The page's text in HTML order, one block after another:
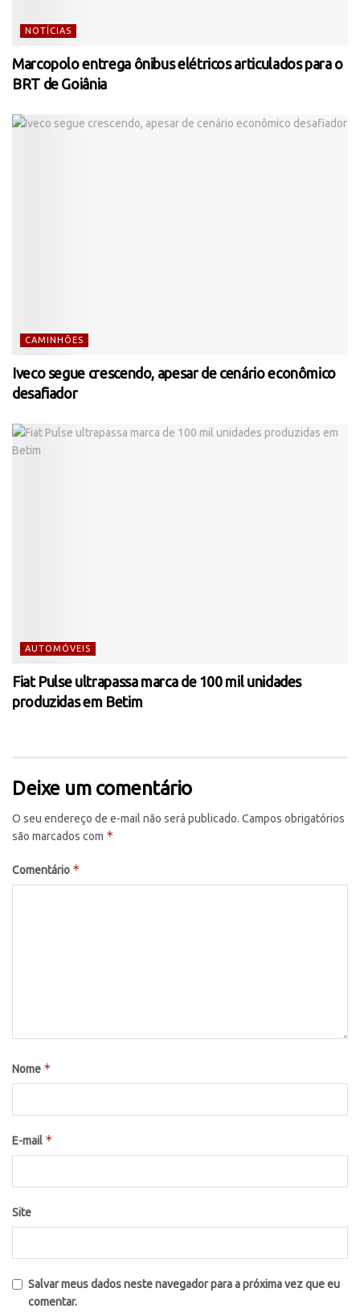
NOTÍCIAS
Marcopolo entrega ônibus elétricos articulados para o
BRT de Goiânia
CAMINHÕES
Iveco segue crescendo, apesar de cenário econômico
desafiador
AUTOMÓVEIS
Fiat Pulse ultrapassa marca de 100 mil unidades
produzidas em Betim
Deixe um comentário
O seu endereço de e-mail não será publicado. Campos obrigatórios
são marcados com *
Comentário *
Nome *
E-mail *
Site
Salvar meus dados neste navegador para a próxima vez que eu
comentar.